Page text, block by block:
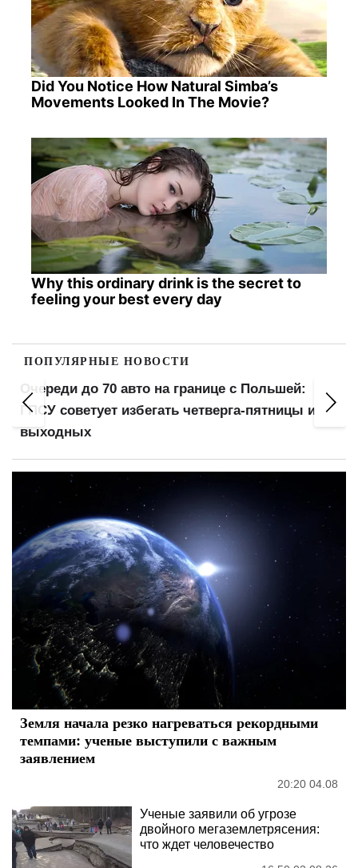
Did You Notice How Natural Simba’s
Movements Looked In The Movie?
Why this ordinary drink is the secret to
feeling your best every day
ПОПУЛЯРНЫЕ НОВОСТИ
границе с Польшей:
четверга-пятницы и
Мобильная связь от
предлагают
Земля начала резко нагреваться рекордными
темпами: ученые выступили с важным
заявлением
20:20 04.08
Ученые заявили об угрозе
двойного мегаземлетрясения:
что ждет человечество